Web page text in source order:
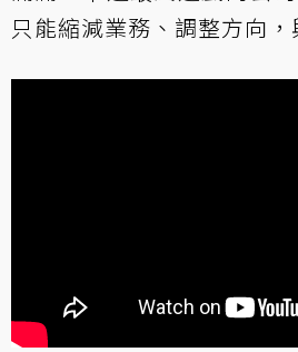
只能縮減業務、調整方向